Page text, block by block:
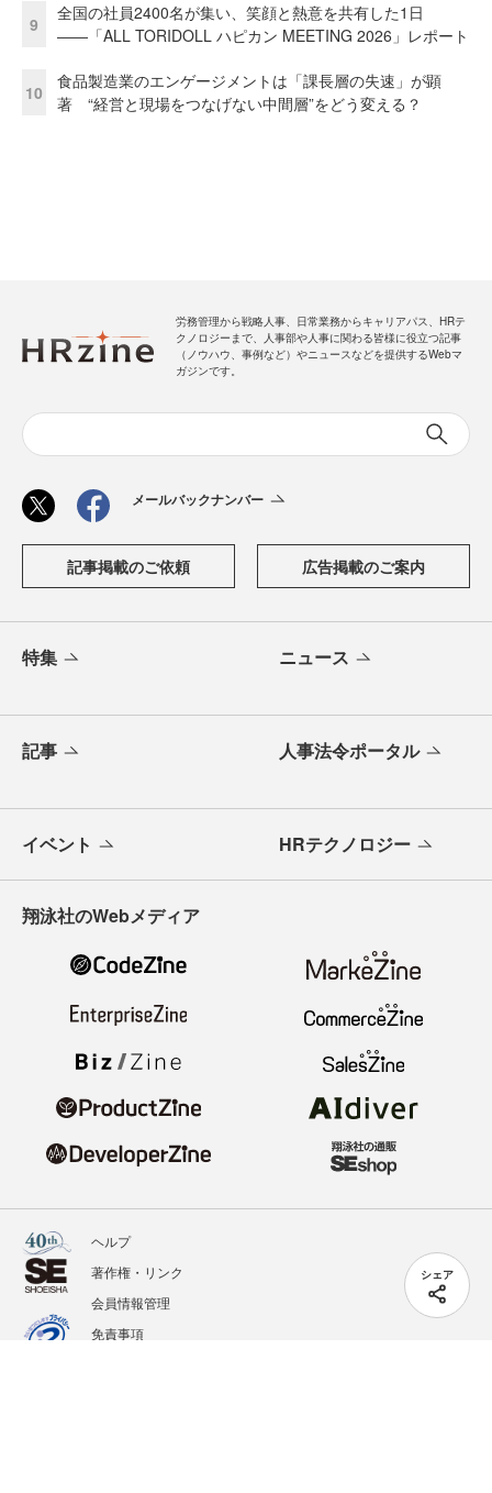
シェア
9
全国の社員2400名が集い、笑顔と熱意を共有した1日
――「ALL TORIDOLL ハピカン MEETING 2026」レポート
10
食品製造業のエンゲージメントは「課長層の失速」が顕
著 “経営と現場をつなげない中間層”をどう変える？
労務管理から戦略人事、日常業務からキャリアパス、HRテ
クノロジーまで、人事部や人事に関わる皆様に役立つ記事
（ノウハウ、事例など）やニュースなどを提供するWebマ
ガジンです。
メールバックナンバー
記事掲載のご依頼 広告掲載のご案内
特集 ニュース
記事 人事法令ポータル
イベント HRテクノロジー
翔泳社のWebメディア
ヘルプ
著作権・リンク
会員情報管理
免責事項